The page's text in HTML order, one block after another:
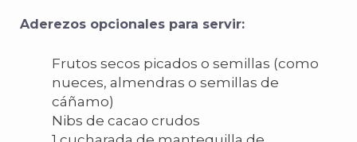
Aderezos opcionales para servir:
Frutos secos picados o semillas (como
nueces, almendras o semillas de
cáñamo)
Nibs de cacao crudos